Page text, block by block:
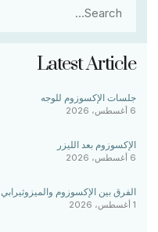
Latest Article
جلسات الإكسوزوم للوجه
6 أغسطس، 2026
الإكسوزوم بعد الليزر
6 أغسطس، 2026
الفرق بين الإكسوزوم والميزوثيرابي
1 أغسطس، 2026